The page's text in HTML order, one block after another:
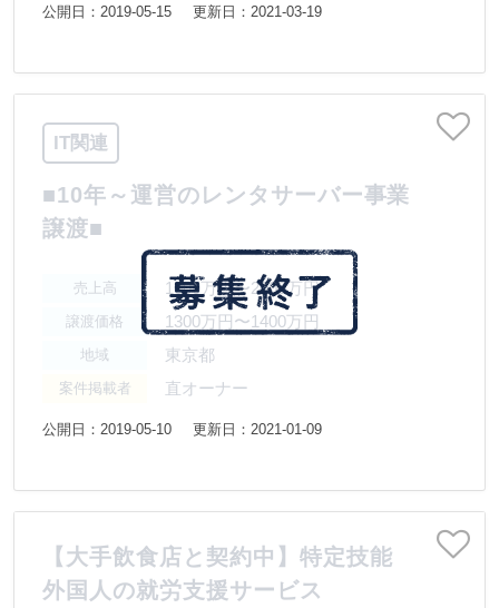
公開日：2019-05-15 更新日：2021-03-19
IT関連
■10年～運営のレンタサーバー事業
譲渡■
売上高 1000万円〜2000万円
譲渡価格 1300万円〜1400万円
地域 東京都
案件掲載者 直オーナー
公開日：2019-05-10 更新日：2021-01-09
【大手飲食店と契約中】特定技能
外国人の就労支援サービス